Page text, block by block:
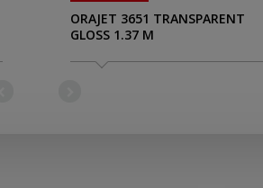
ORAJET 3651 TRANSPARENT
GLOSS 1.37 M